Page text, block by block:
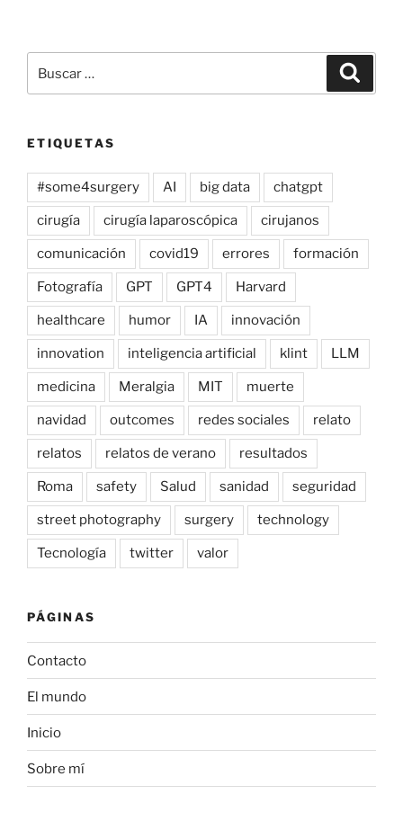
por:
ETIQUETAS
#some4surgery AI big data chatgpt
cirugía cirugía laparoscópica cirujanos
comunicación covid19 errores formación
Fotografía GPT GPT4 Harvard
healthcare humor IA innovación
innovation inteligencia artificial klint LLM
medicina Meralgia MIT muerte
navidad outcomes redes sociales relato
relatos relatos de verano resultados
Roma safety Salud sanidad seguridad
street photography surgery technology
Tecnología twitter valor
PÁGINAS
Contacto
El mundo
Inicio
Sobre mí